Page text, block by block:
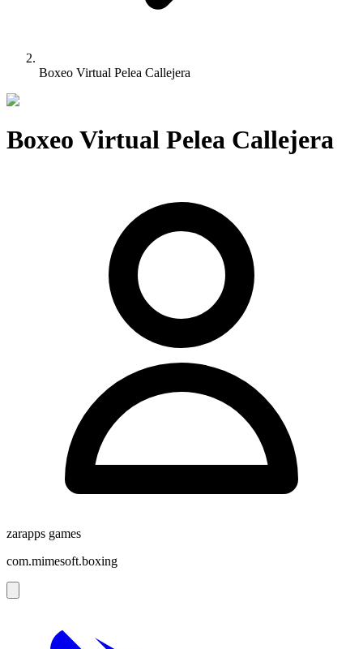
Boxeo Virtual Pelea Callejera
Boxeo Virtual Pelea Callejera
zarapps games
com.mimesoft.boxing